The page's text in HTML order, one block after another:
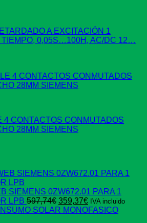
A EXCITACIÓN 1
TIEMPO, 0,05S…100H, AC/DC 12…
4 CONTACTOS CONMUTADOS
28MM SIEMENS
SIEMENS 0ZW672.01 PARA 1
LPB 597,74€ El
precio
359,37€El
precio
IVA incluido